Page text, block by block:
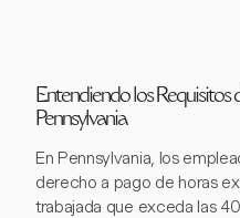
Entendiendo los Requisitos
Pennsylvania
En Pennsylvania, los
derecho a pago de horas
trabajada que exceda las